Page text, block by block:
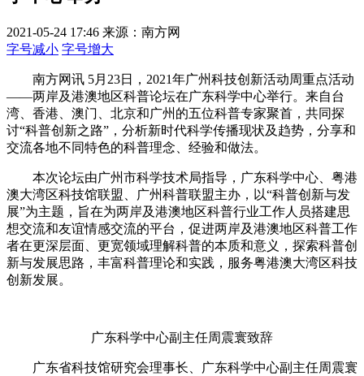
2021-05-24 17:46 来源：南方网
字号减小 字号增大
南方网讯 5月23日，2021年广州科技创新活动周重点活动
——两岸及港澳地区科普论坛在广东科学中心举行。来自台
湾、香港、澳门、北京和广州的五位科普专家聚首，共同探
讨“科普创新之路”，分析新时代科学传播现状及趋势，分享和
交流各地不同特色的科普理念、经验和做法。
本次论坛由广州市科学技术局指导，广东科学中心、粤港
澳大湾区科技馆联盟、广州科普联盟主办，以“科普创新与发
展”为主题，旨在为两岸及港澳地区科普行业工作人员搭建思
想交流和友谊情感交流的平台，促进两岸及港澳地区科普工作
者在更深层面、更宽领域理解科普的本质和意义，探索科普创
新与发展思路，丰富科普理论和实践，服务粤港澳大湾区科技
创新发展。
广东科学中心副主任周震寰致辞
广东省科技馆研究会理事长、广东科学中心副主任周震寰